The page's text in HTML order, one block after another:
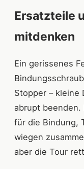
Ersatzteile
mitdenken
Ein gerissenes
Stopper – kleine
abrupt beenden.
für die Bindung,
wiegen
aber die Tour